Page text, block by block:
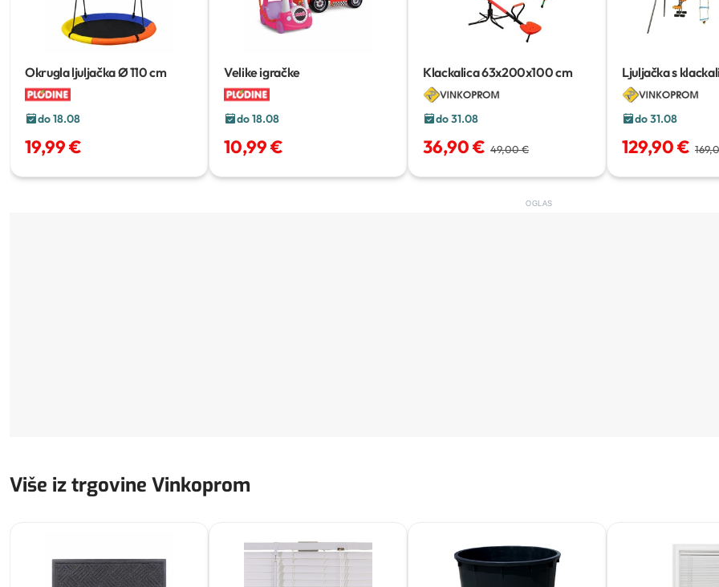
Okrugla ljuljačkaØ 110 cm
do 18.08
19,99 €
Velike igračke
do 18.08
10,99 €
Klackalica63x200x100 cm
do 31.08
36,90 € 49,00 €
Ljuljačka s
do 31.08
129,90 €
OGLAS
Više iz trgovine Vinkoprom